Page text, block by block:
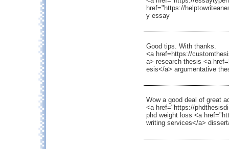
href="https://
y essay
Good tips. With thanks.
<a href=https://
a> research thesis <a
esis</a> argumentative
Wow a good deal of great
<a href="https://
phd weight loss <a
writing services</a>